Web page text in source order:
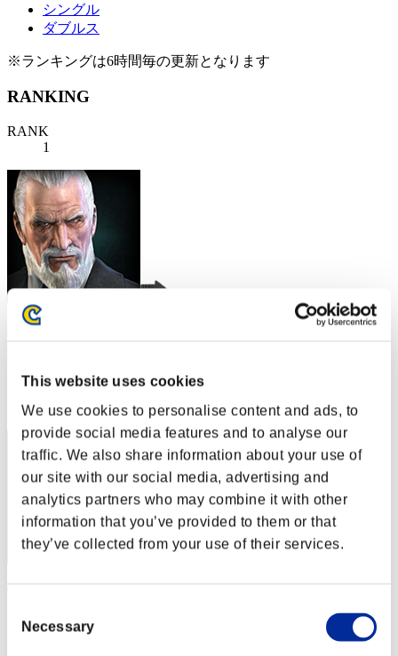
This website uses cookies
We use cookies to personalise content and ads, to
provide social media features and to analyse our
traffic. We also share information about your use of
our site with our social media, advertising and
analytics partners who may combine it with other
information that you’ve provided to them or that
they’ve collected from your use of their services.
Selection
Necessary
シングル
ダブルス
※ランキングは6時間毎の更新となります
RANKING
RANK
1
Rudis
RANK
2
Coffeephd
スコア:Lv:1/03'35"81